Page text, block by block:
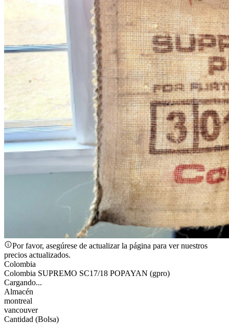
Por favor, asegúrese de actualizar la página para ver nuestros
precios actualizados.
Colombia
Colombia SUPREMO SC17/18 POPAYAN (gpro)
Cargando...
Almacén
montreal
vancouver
Cantidad (Bolsa)